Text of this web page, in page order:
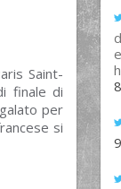
Saint-
finale di
per
si